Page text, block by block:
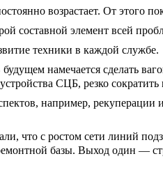
возрастает. От этого
составной элемент всей
техники в каждой службе.
намечается сделать
СЦБ, резко
например, рекуперации
что с ростом сети линий
базы. Выход один —